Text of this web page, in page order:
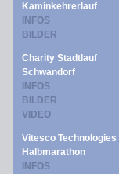
Kaminkehrerlauf
INFOS
BILDER
Charity Stadtlauf
Schwandorf
INFOS
BILDER
VIDEO
Vitesco Technologies
Halbmarathon
INFOS